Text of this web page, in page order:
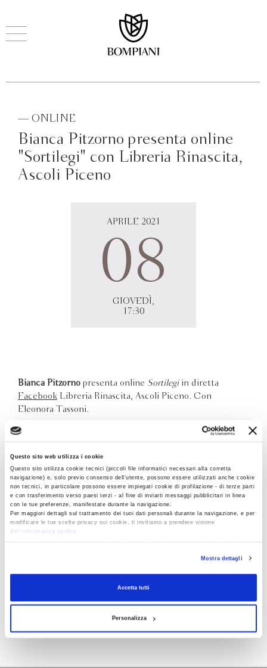
Questo sito web utilizza i cookie
Questo sito utilizza cookie tecnici (piccoli file informatici necessari alla corretta
navigazione) e, solo previo consenso dell’utente, possono essere utilizzati anche cookie
non tecnici, in particolare possono essere impiegati cookie di profilazione - di terze parti
e con trasferimento verso paesi terzi - al fine di inviarti messaggi pubblicitari in linea
con le tue preferenze, manifestate durante la navigazione.
Per maggiori dettagli sul trattamento dei tuoi dati personali durante la navigazione, e per
modificare le tue scelte privacy sui cookie, ti invitiamo a prendere visione
dell’
informativa cookie
RevocaMostra dettagli
Accetta tutti
Personalizza
— ONLINE
Bianca Pitzorno presenta online
"Sortilegi" con Libreria Rinascita,
Ascoli Piceno
APRILE 2021
08
GIOVEDÌ,
17:30
Bianca Pitzorno presenta online Sortilegiin diretta
Facebook Libreria Rinascita, Ascoli Piceno. Con
Eleonora Tassoni.